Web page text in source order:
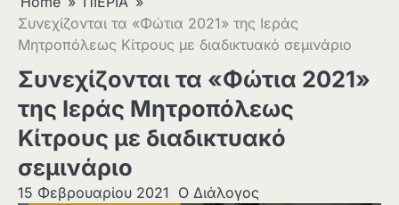
Συνεχίζονται τα «Φώτια 2021» της Ιεράς
Μητροπόλεως Κίτρους με διαδικτυακό σεμινάριο
Συνεχίζονται τα «Φώτια 2021»
της Ιεράς Μητροπόλεως
Κίτρους με διαδικτυακό
σεμινάριο
15 Φεβρουαρίου 2021 Ο Διάλογος